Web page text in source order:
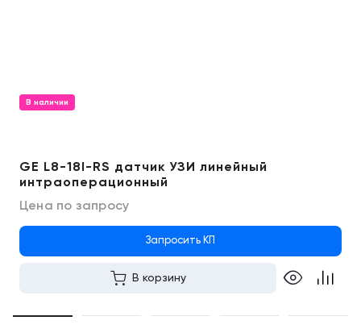
В наличии
GE L8-18I-RS датчик УЗИ линейный
интраоперационный
Цена по запросу
Запросить КП
В корзину